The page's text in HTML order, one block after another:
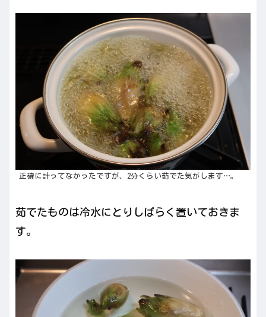
正確に計ってなかったですが、2分くらい茹でた気がします…。
茹でたものは冷水にとりしばらく置いておきま
す。